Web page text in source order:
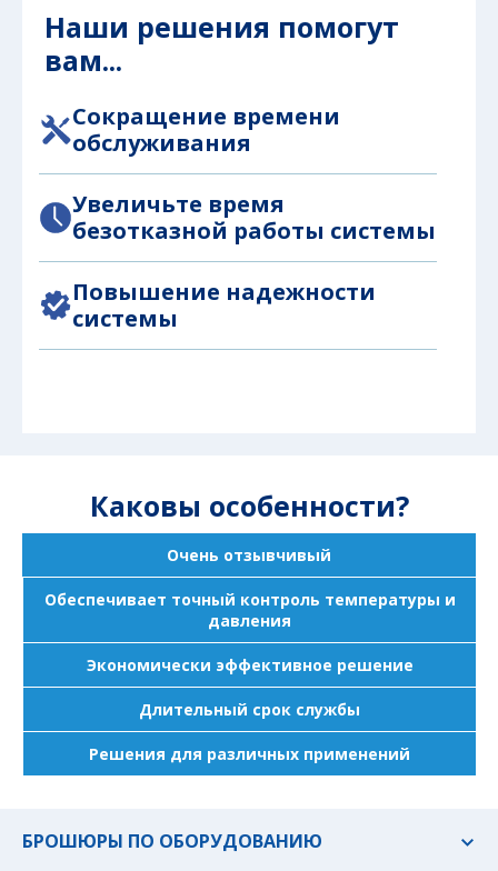
Наши решения помогут
вам...
Сокращение времени
обслуживания
Увеличьте время
безотказной работы системы
Повышение надежности
системы
Каковы особенности?
Очень отзывчивый
Обеспечивает точный контроль температуры и
давления
Экономически эффективное решение
Длительный срок службы
Решения для различных применений
БРОШЮРЫ ПО ОБОРУДОВАНИЮ